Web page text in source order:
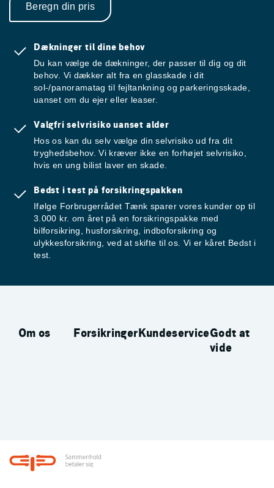
Beregn din pris
Dækninger til dine behov
Du kan vælge de dækninger, der passer til dig og dit
behov. Vi dækker alt fra en glasskade i dit
sol-/panoramatag til fejltankning og parkeringsskade,
uanset om du ejer eller leaser.
Valgfri selvrisiko uanset alder
Hos os kan du selv vælge din selvrisiko ud fra dit
tryghedsbehov. Vi kræver ikke en forhøjet selvrisiko,
hvis en ung bilist laver en skade.
Bedst i test på forsikringspakken
Ifølge Forbrugerrådet Tænk sparer vores kunder op til
3.000 kr. om året på en forsikringspakke med
bilforsikring, husforsikring, indboforsikring og
ulykkesforsikring, ved at skifte til os. Vi er kåret Bedst i
test.
Om os ForsikringerKundeserviceGodt at
vide